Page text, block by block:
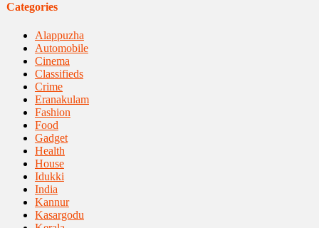
Categories
Alappuzha
Automobile
Cinema
Classifieds
Crime
Eranakulam
Fashion
Food
Gadget
Health
House
Idukki
India
Kannur
Kasargodu